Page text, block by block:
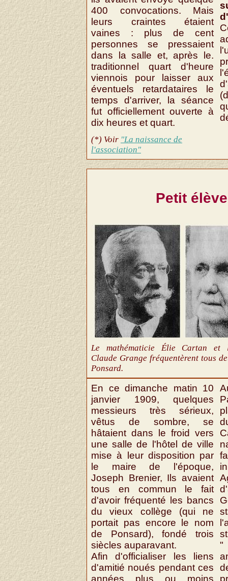
400 convocations. Mais
leurs craintes étaient
vaines : plus de cent
personnes se pressaient
dans la salle et, après le.
traditionnel quart d'heure
viennois pour laisser aux
éventuels retardataires le
temps d'arriver, la séance
fut officiellement ouverte à
dix heures et quart.
(*) Voir "La naissance de
l'association"
Petit
Le mathématicie Élie Cartan et
Claude Grange fréquentèrent tous
Ponsard.
En ce dimanche matin 10
janvier 1909, quelques
messieurs très sérieux,
vêtus de sombre, se
hâtaient dans le froid vers
une salle de l'hôtel de ville
mise à leur disposition par
le maire de l'époque,
Joseph Brenier, Ils avaient
tous en commun le fait
d'avoir fréquenté les bancs
du vieux collège (qui ne
portait pas encore le nom
de Ponsard), fondé trois
siècles auparavant.
Afin d'officialiser les liens
d'amitié noués pendant ces
"